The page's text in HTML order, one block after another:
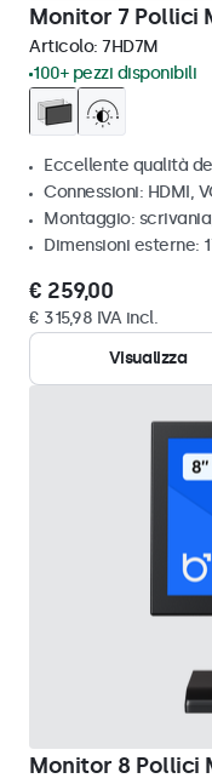
Monitor 7 Pollici
Articolo: 7HD7M
100+ pezzi disponibili
Eccellente qualità
Connessioni: HDMI,
Montaggio:
Dimensioni esterne:
€ 259,00
€ 315,98 IVA incl.
Visualizza
Monitor 8 Pollici